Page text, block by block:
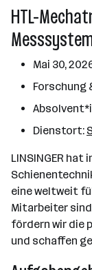
Laakirchen
HTL-
Mai 30,
Forschung
Dienstort:
LINSINGER hat
eine weltweit
Mitarbeiter
fördern wir die
und schaffen